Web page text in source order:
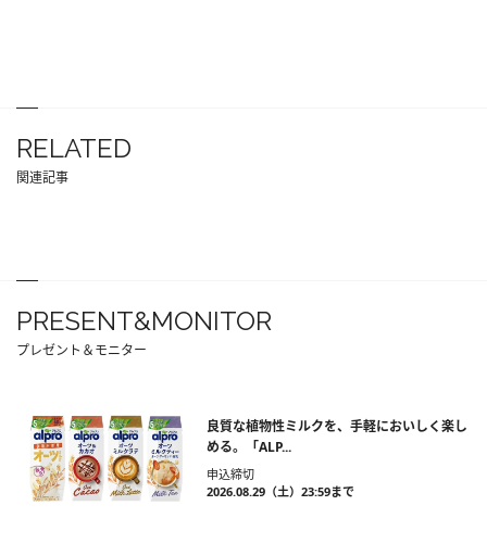
RELATED
関連記事
PRESENT&MONITOR
プレゼント＆モニター
良質な植物性ミルクを、手軽においしく楽し
める。「ALP...
申込締切
2026.08.29（土）23:59まで